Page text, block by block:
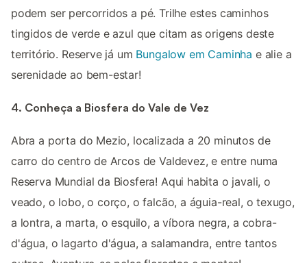
podem ser percorridos a pé. Trilhe estes caminhos
tingidos de verde e azul que citam as origens deste
território. Reserve já um Bungalow em Caminha e alie a
serenidade ao bem-estar!
4. Conheça a Biosfera do Vale de Vez
Abra a porta do Mezio, localizada a 20 minutos de
carro do centro de Arcos de Valdevez, e entre numa
Reserva Mundial da Biosfera! Aqui habita o javali, o
veado, o lobo, o corço, o falcão, a águia-real, o texugo,
a lontra, a marta, o esquilo, a víbora negra, a cobra-
d'água, o lagarto d'água, a salamandra, entre tantos